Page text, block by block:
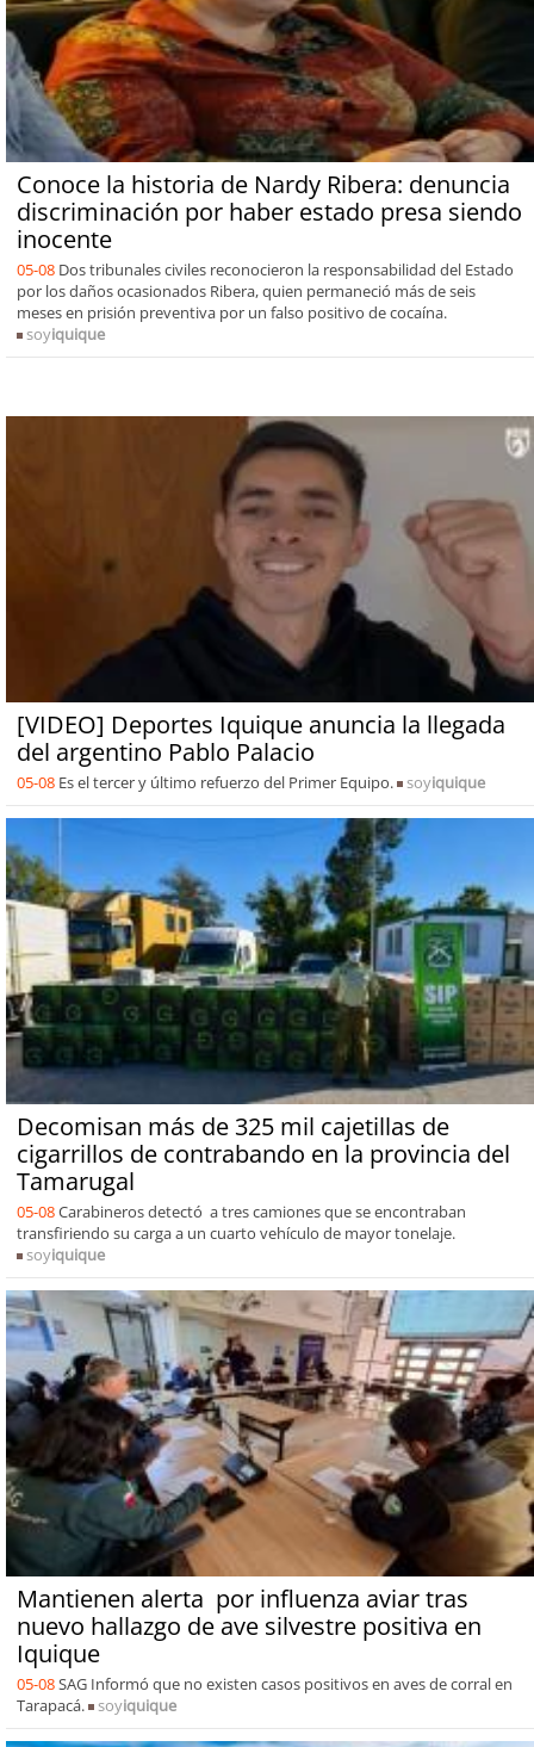
Conoce la historia de Nardy Ribera: denuncia
discriminación por haber estado presa siendo
inocente
05-08 Dos tribunales civiles reconocieron la responsabilidad del Estado
por los daños ocasionados Ribera, quien permaneció más de seis
meses en prisión preventiva por un falso positivo de cocaína.
soyiquique
[VIDEO] Deportes Iquique anuncia la llegada
del argentino Pablo Palacio
05-08 Es el tercer y último refuerzo del Primer Equipo. soyiquique
Decomisan más de 325 mil cajetillas de
cigarrillos de contrabando en la provincia del
Tamarugal
05-08Carabineros detectó a tres camiones que se encontraban
transfiriendo su carga a un cuarto vehículo de mayor tonelaje.
soyiquique
Mantienen alerta por influenza aviar tras
nuevo hallazgo de ave silvestre positiva en
Iquique
05-08SAG Informó que no existen casos positivos en aves de corral en
Tarapacá.
soyiquique